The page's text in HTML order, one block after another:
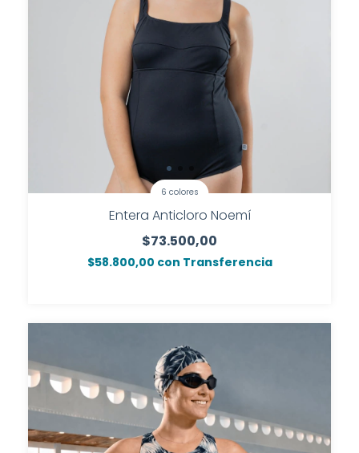
6 colores
Entera Anticloro Noemí
$73.500,00
$58.800,00 con Transferencia